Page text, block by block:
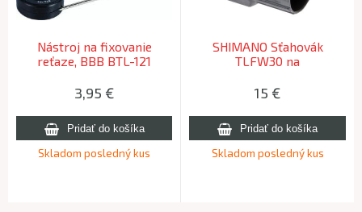
Nástroj na fixovanie
reťaze, BBB BTL-121
3,95 €
Skladom posledný kus
SHIMANO Sťahovák
TLFW30 na
15 €
Skladom posledný kus